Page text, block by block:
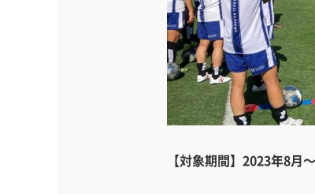
【対象期間】2023年8月